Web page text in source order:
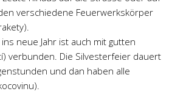
verschiedene Feuerwerkskörper
neue Jahr ist auch mit gutten
verbunden. Die Silvesterfeier dauert
und dan haben alle